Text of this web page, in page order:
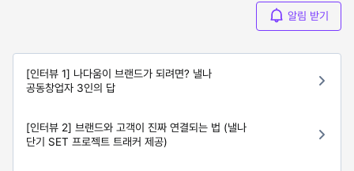
알림 받기
[인터뷰 1] 나다움이 브랜드가 되려면? 낼나
공동창업자 3인의 답
[인터뷰 2] 브랜드와 고객이 진짜 연결되는 법 (낼나
단기 SET 프로젝트 트래커 제공)